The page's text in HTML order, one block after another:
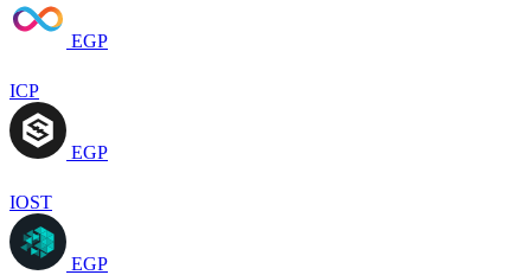
EGP
ICP
EGP
IOST
EGP